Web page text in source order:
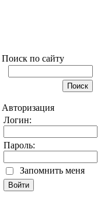
Поиск по сайту
Авторизация
Логин:
Пароль:
Запомнить меня